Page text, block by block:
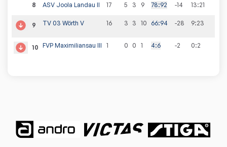
8 ASV Joola Landau II 17 5 3 9 78:92 -14 13:21
9 TV 03 Wörth V 16 3 3 10 66:94 -28 9:23
10 FVP Maximiliansau III 1 0 0 1 4:6 -2 0:2